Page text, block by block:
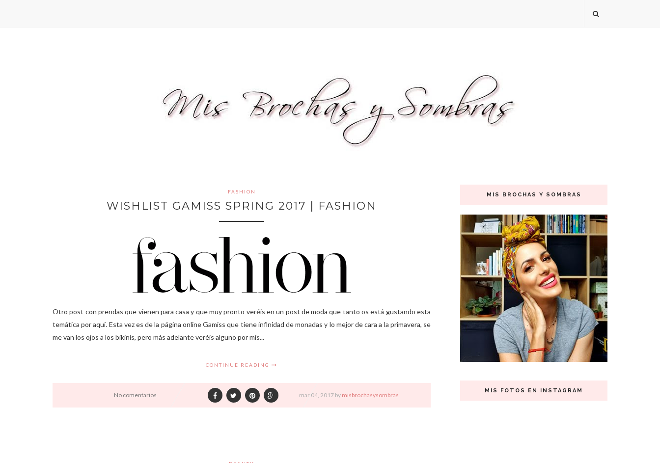
FASHION
WISHLIST GAMISS SPRING 2017 | FASHION
Otro post con prendas que vienen para casa y que muy pronto veréis en un post de moda que tanto os está gustando esta
temática por aquí. Esta vez es de la página online Gamiss que tiene infinidad de monadas y lo mejor de cara a la primavera, se
me van los ojos a los bikinis, pero más adelante veréis alguno por mis...
CONTINUE READING
No comentarios mar 04, 2017 by misbrochasysombras
MIS BROCHAS Y SOMBRAS
MIS FOTOS EN INSTAGRAM